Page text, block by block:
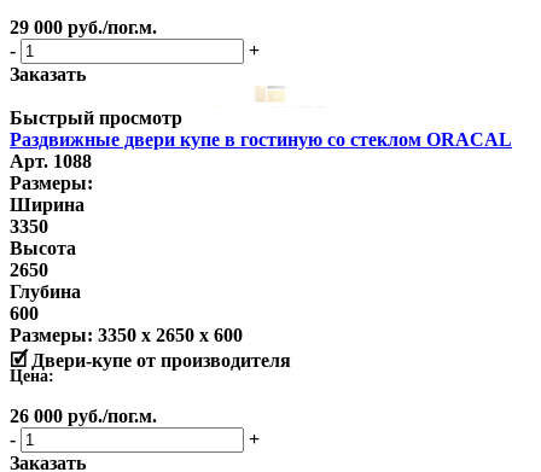
29 000 руб./пог.м.
-
+
Заказать
Быстрый просмотр
Раздвижные двери купе в гостиную со стеклом ORACAL
Арт. 1088
Размеры:
Ширина
3350
Высота
2650
Глубина
600
Размеры: 3350 x 2650 x 600
🗹 Двери-купе от производителя
Цена:
26 000 руб./пог.м.
-
+
Заказать